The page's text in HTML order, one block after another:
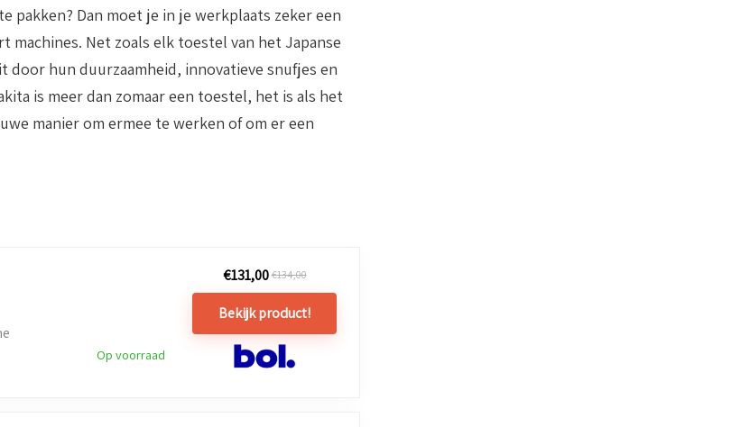
pakken? Dan moet je in je werkplaats zeker een
machines. Net zoals elk toestel van het Japanse
door hun duurzaamheid, innovatieve snufjes en
is meer dan zomaar een toestel, het is als het
manier om ermee te werken of om er een
Op voorraad
€131,00€134,00
Bekijk product!